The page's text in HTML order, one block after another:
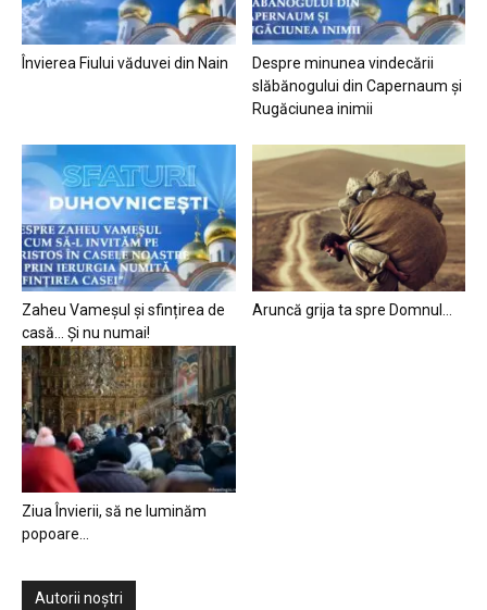
Învierea Fiului văduvei din Nain
Despre minunea vindecării
slăbănogului din Capernaum și
Rugăciunea inimii
Zaheu Vameșul și sfințirea de
casă… Și nu numai!
Aruncă grija ta spre Domnul…
Ziua Învierii, să ne luminăm
popoare…
Autorii noștri